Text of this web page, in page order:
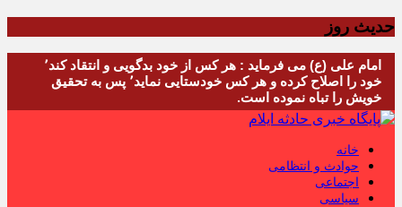
حدیث روز
امام علی (ع) می فرماید : هر کس از خود بدگویی و انتقاد کند٬
خود را اصلاح کرده و هر کس خودستایی نماید٬ پس به تحقیق
خویش را تباه نموده است.
خانه
حوادث و انتظامی
اجتماعی
سیاسی